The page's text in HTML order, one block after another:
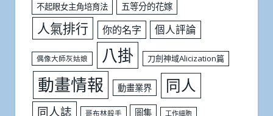
不起眼女主角培育法 五等分的花嫁
人氣排行 你的名字 個人評論
偶像大師灰姑娘 八掛 刀劍神域Alicization篇
動畫情報 動畫業界 同人
同人誌 哥布林殺手 圖集 工作細胞